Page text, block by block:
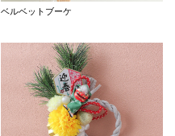
ベルベットブーケ